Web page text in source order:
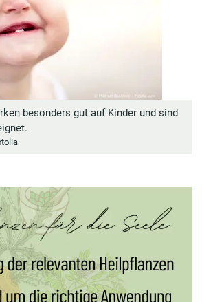
besonders gut auf Kinder und sind